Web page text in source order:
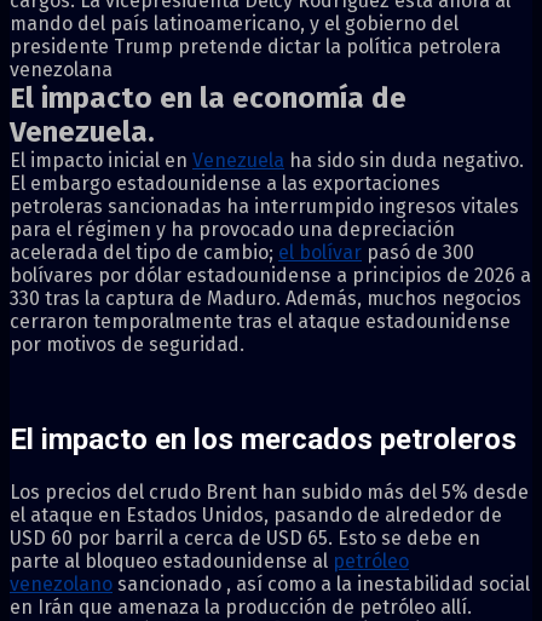
mando del país latinoamericano, y el gobierno del
presidente Trump pretende dictar la política petrolera
venezolana
El impacto en la economía de
Venezuela.
El impacto inicial en Venezuela ha sido sin duda negativo.
El embargo estadounidense a las exportaciones
petroleras sancionadas ha interrumpido ingresos vitales
para el régimen y ha provocado una depreciación
acelerada del tipo de cambio; el bolívar pasó de 300
bolívares por dólar estadounidense a principios de 2026 a
330 tras la captura de Maduro. Además, muchos negocios
cerraron temporalmente tras el ataque estadounidense
por motivos de seguridad.
El impacto en los mercados petroleros
Los precios del crudo Brent han subido más del 5% desde
el ataque en Estados Unidos, pasando de alrededor de
USD 60 por barril a cerca de USD 65. Esto se debe en
parte al bloqueo estadounidense al petróleo
venezolano sancionado , así como a la inestabilidad social
en Irán que amenaza la producción de petróleo allí.